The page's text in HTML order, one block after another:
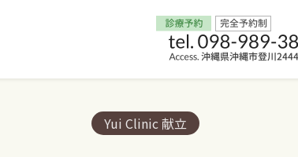
Categories:
Yui Clinic 献立
Home